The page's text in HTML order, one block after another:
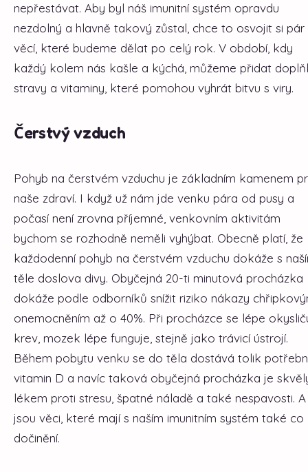
nepřestávat. Aby byl náš imunitní systém opravdu
nezdolný a hlavně takový zůstal, chce to osvojit si pár
věcí, které budeme dělat po celý rok. V období, kdy
každý kolem nás kašle a kýchá, můžeme přidat
stravy a vitaminy, které pomohou vyhrát bitvu s viry.
Čerstvý vzduch
Pohyb na čerstvém vzduchu je základním kamenem
naše zdraví. I když už nám jde venku pára od pusy a
počasí není zrovna příjemné, venkovním aktivitám
bychom se rozhodně neměli vyhýbat. Obecně platí, že
každodenní pohyb na čerstvém vzduchu dokáže s
těle doslova divy. Obyčejná 20-ti minutová procházka
dokáže podle odborníků snížit riziko nákazy
onemocněním až o 40%. Při procházce se lépe
krev, mozek lépe funguje, stejně jako trávicí ústrojí.
Během pobytu venku se do těla dostává tolik
vitamin D a navíc taková obyčejná procházka je
lékem proti stresu, špatné náladě a také nespavosti.
jsou věci, které mají s naším imunitním systém také co
dočinění.